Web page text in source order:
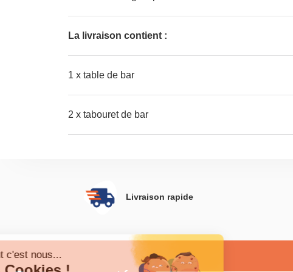
La livraison contient :
1 x table de bar
2 x tabouret de bar
Livraison rapide